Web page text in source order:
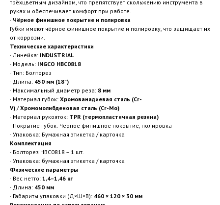
трёхцветным дизайном, что препятствует скольжению инструмента в
руках и обеспечивает комфорт при работе.
· Чёрное финишное покрытие и полировка
Губки имеют чёрное финишное покрытие и полировку, что защищает их
от коррозии.
Технические характеристики
· Линейка: INDUSTRIAL
· Модель: INGCO HBC0818
· Тип: Болторез
· Длина: 450 мм (18")
· Максимальный диаметр реза: 8 мм
· Материал губок: Хромованадиевая сталь (Cr-
V) /Хромомолибденовая сталь (Cr-Mo)
· Материал рукояток: TPR (термопластичная резина)
· Покрытие губок: Чёрное финишное покрытие, полировка
· Упаковка: Бумажная этикетка / карточка
Комплектация
· Болторез HBC0818 – 1 шт.
· Упаковка: бумажная этикетка / карточка
Физические параметры
· Вес нетто: 1,4–1,46 кг
· Длина: 450 мм
· Габариты упаковки (Д×Ш×В): 460 × 120 × 30 мм